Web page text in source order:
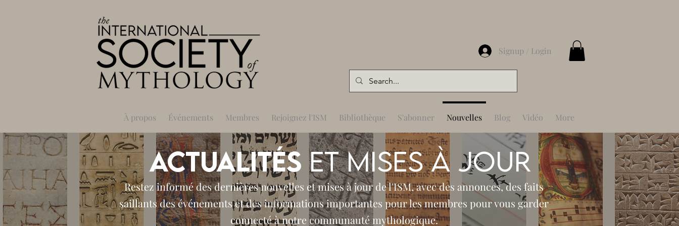
À propos Événements Membres Rejoignez l'ISM Bibliothèque S'abonner Nouvelles Blog Vidéo More
Signup / Login
Actualités et mises à jour
Restez informé des dernières nouvelles et mises à jour de l'ISM, avec des annonces, des faits
saillants des événements et des informations importantes pour les membres pour vous garder
connecté à notre communauté mythologique.